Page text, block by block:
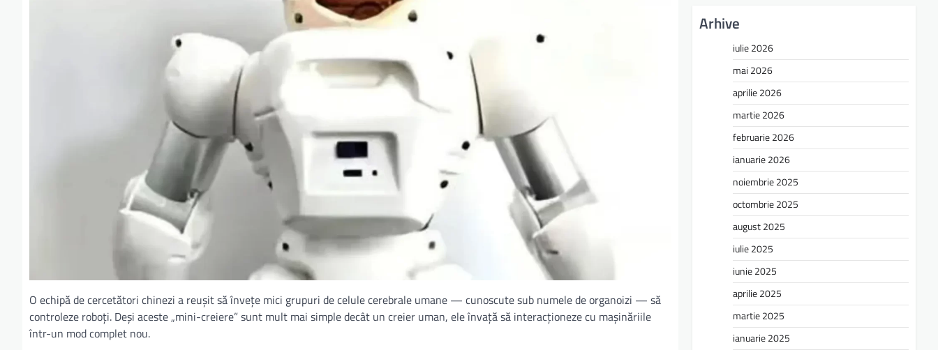
O echipă de cercetători chinezi a reușit să învețe mici grupuri de celule cerebrale umane — cunoscute sub numele de organoizi — să
controleze roboți. Deși aceste „mini-creiere” sunt mult mai simple decât un creier uman, ele învață să interacționeze cu mașinăriile
într-un mod complet nou.
Arhive
iulie 2026
mai 2026
aprilie 2026
martie 2026
februarie 2026
ianuarie 2026
noiembrie 2025
octombrie 2025
august 2025
iulie 2025
iunie 2025
aprilie 2025
martie 2025
ianuarie 2025